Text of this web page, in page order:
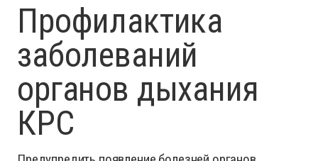
Профилактика
заболеваний
органов дыхания
КРС